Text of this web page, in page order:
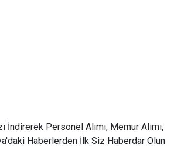
İndirerek Personel Alımı, Memur Alımı,
Haberlerden İlk Siz Haberdar Olun